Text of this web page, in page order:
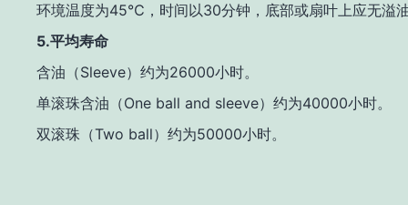
环境温度为45℃ ，时间以30分钟，底部或扇叶上应无溢油
5.平均寿命
含油（Sleeve）约为26000小时。
单滚珠含油（One ball and sleeve）约为40000小时。
双滚珠（Two ball）约为50000小时。